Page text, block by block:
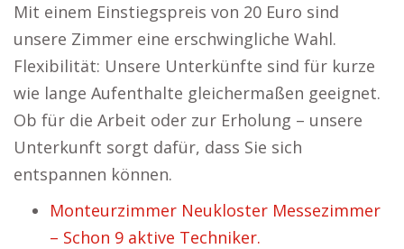
Mit einem Einstiegspreis von 20 Euro sind
unsere Zimmer eine erschwingliche Wahl.
Flexibilität: Unsere Unterkünfte sind für kurze
wie lange Aufenthalte gleichermaßen geeignet.
Ob für die Arbeit oder zur Erholung – unsere
Unterkunft sorgt dafür, dass Sie sich
entspannen können.
Monteurzimmer Neukloster Messezimmer
– Schon 9 aktive Techniker.